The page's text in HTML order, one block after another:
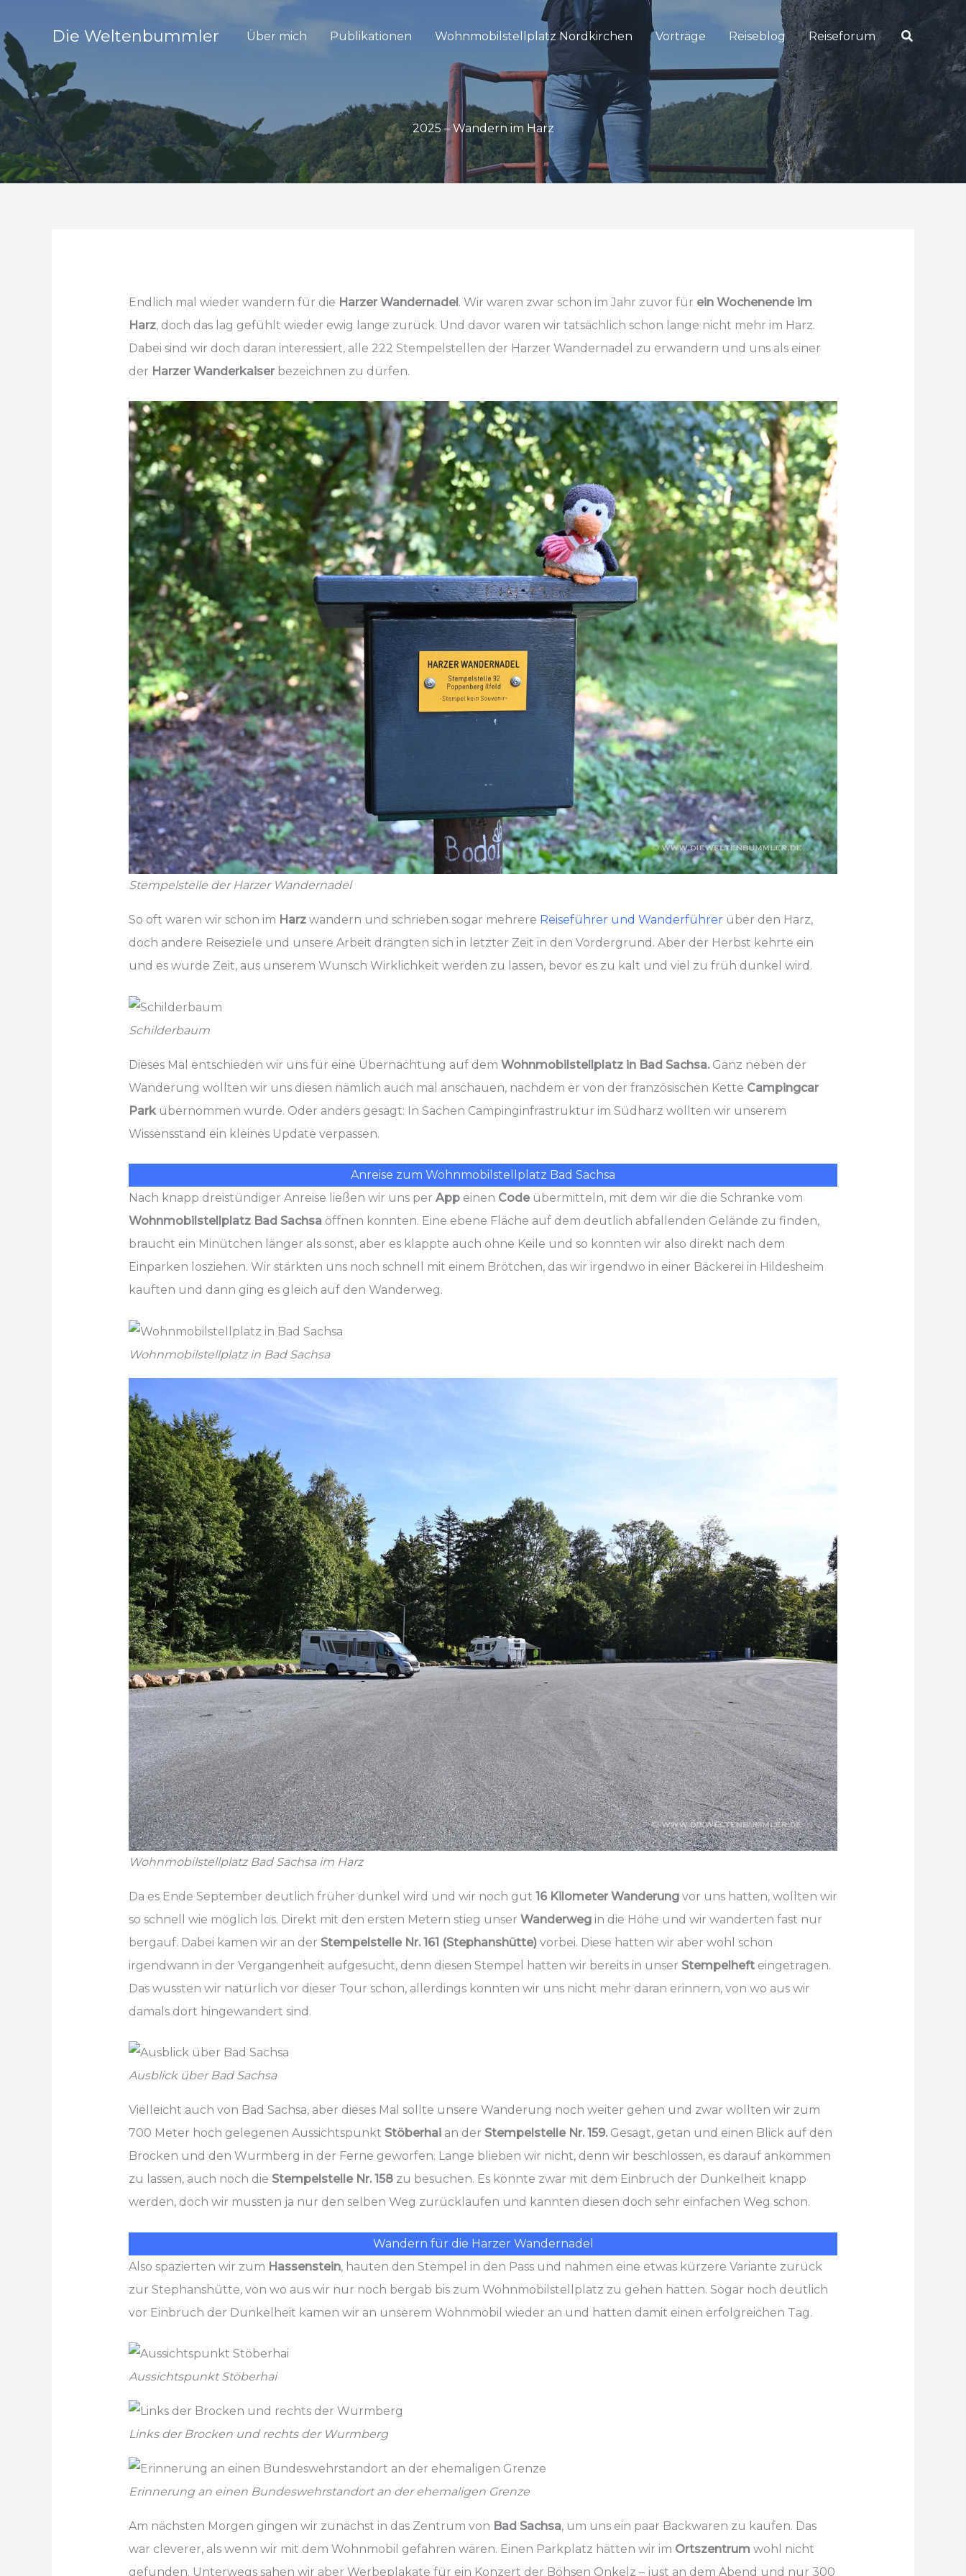
Inhalt
springen
Die Weltenbummler Über mich Publikationen Wohnmobilstellplatz Nordkirchen Vorträge Reiseblog Reiseforum Suchen
2025 – Wandern im Harz
Endlich mal wieder wandern für die Harzer Wandernadel. Wir waren zwar schon im Jahr zuvor für ein Wochenende im
Harz, doch das lag gefühlt wieder ewig lange zurück. Und davor waren wir tatsächlich schon lange nicht mehr im Harz.
Dabei sind wir doch daran interessiert, alle 222 Stempelstellen der Harzer Wandernadel zu erwandern und uns als einer
der Harzer Wanderkaiserbezeichnen zu dürfen.
Stempelstelle der Harzer Wandernadel
So oft waren wir schon im Harz wandern und schrieben sogar mehrere Reiseführer und Wanderführer über den Harz,
doch andere Reiseziele und unsere Arbeit drängten sich in letzter Zeit in den Vordergrund. Aber der Herbst kehrte ein
und es wurde Zeit, aus unserem Wunsch Wirklichkeit werden zu lassen, bevor es zu kalt und viel zu früh dunkel wird.
Schilderbaum
Dieses Mal entschieden wir uns für eine Übernachtung auf dem Wohnmobilstellplatz in Bad Sachsa.Ganz neben der
Wanderung wollten wir uns diesen nämlich auch mal anschauen, nachdem er von der französischen Kette Campingcar
Park übernommen wurde. Oder anders gesagt: In Sachen Campinginfrastruktur im Südharz wollten wir unserem
Wissensstand ein kleines Update verpassen.
Anreise zum Wohnmobilstellplatz Bad Sachsa
Nach knapp dreistündiger Anreise ließen wir uns per App einen Code übermitteln, mit dem wir die die Schranke vom
Wohnmobilstellplatz Bad Sachsaöffnen konnten. Eine ebene Fläche auf dem deutlich abfallenden Gelände zu finden,
braucht ein Minütchen länger als sonst, aber es klappte auch ohne Keile und so konnten wir also direkt nach dem
Einparken losziehen. Wir stärkten uns noch schnell mit einem Brötchen, das wir irgendwo in einer Bäckerei in Hildesheim
kauften und dann ging es gleich auf den Wanderweg.
Wohnmobilstellplatz in Bad Sachsa
Wohnmobilstellplatz Bad Sachsa im Harz
Da es Ende September deutlich früher dunkel wird und wir noch gut 16 Kilometer Wanderungvor uns hatten, wollten wir
so schnell wie möglich los. Direkt mit den ersten Metern stieg unser Wanderweg in die Höhe und wir wanderten fast nur
bergauf. Dabei kamen wir an der Stempelstelle Nr. 161 (Stephanshütte) vorbei. Diese hatten wir aber wohl schon
irgendwann in der Vergangenheit aufgesucht, denn diesen Stempel hatten wir bereits in unser Stempelhefteingetragen.
Das wussten wir natürlich vor dieser Tour schon, allerdings konnten wir uns nicht mehr daran erinnern, von wo aus wir
damals dort hingewandert sind.
Ausblick über Bad Sachsa
Vielleicht auch von Bad Sachsa, aber dieses Mal sollte unsere Wanderung noch weiter gehen und zwar wollten wir zum
700 Meter hoch gelegenen Aussichtspunkt Stöberhai an der Stempelstelle Nr. 159.Gesagt, getan und einen Blick auf den
Brocken und den Wurmberg in der Ferne geworfen. Lange blieben wir nicht, denn wir beschlossen, es darauf ankommen
zu lassen, auch noch die Stempelstelle Nr. 158zu besuchen. Es könnte zwar mit dem Einbruch der Dunkelheit knapp
werden, doch wir mussten ja nur den selben Weg zurücklaufen und kannten diesen doch sehr einfachen Weg schon.
Wandern für die Harzer Wandernadel
Also spazierten wir zum Hassenstein, hauten den Stempel in den Pass und nahmen eine etwas kürzere Variante zurück
zur Stephanshütte, von wo aus wir nur noch bergab bis zum Wohnmobilstellplatz zu gehen hatten. Sogar noch deutlich
vor Einbruch der Dunkelheit kamen wir an unserem Wohnmobil wieder an und hatten damit einen erfolgreichen Tag.
Aussichtspunkt Stöberhai
Links der Brocken und rechts der Wurmberg
Erinnerung an einen Bundeswehrstandort an der ehemaligen Grenze
Am nächsten Morgen gingen wir zunächst in das Zentrum von Bad Sachsa, um uns ein paar Backwaren zu kaufen. Das
war cleverer, als wenn wir mit dem Wohnmobil gefahren wären. Einen Parkplatz hätten wir im Ortszentrum wohl nicht
gefunden. Unterwegs sahen wir aber Werbeplakate für ein Konzert der Böhsen Onkelz – just an dem Abend und nur 300